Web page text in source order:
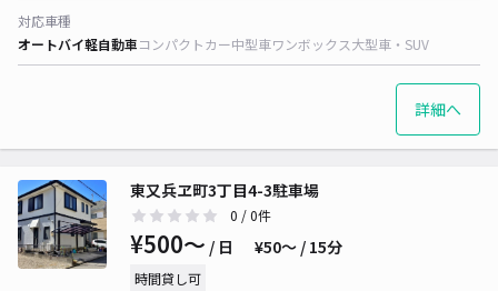
対応車種
オートバイ軽自動車コンパクトカー中型車ワンボックス大型車・SUV
詳細へ
東又兵ヱ町3丁目4-3駐車場
0 / 0件
¥500〜 / 日 ¥50〜 / 15分
時間貸し可